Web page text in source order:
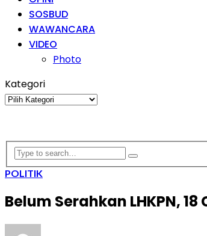
SOSBUD
WAWANCARA
VIDEO
Photo
Kategori
Kategori
POLITIK
Belum Serahkan LHKPN,